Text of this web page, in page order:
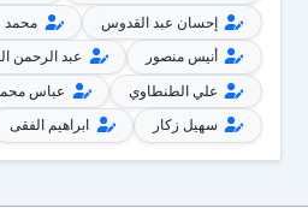
إحسان عبد القدوس
محمد
أنيس منصور
عبد الرحمن
علي الطنطاوي
عباس
سهيل زكار
ابراهيم الفقى